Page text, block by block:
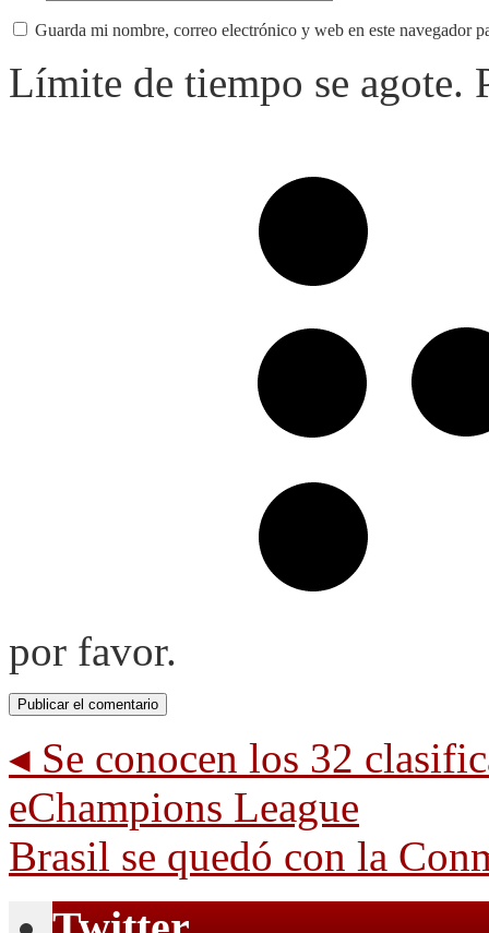
Guarda mi nombre, correo electrónico y web en este navegador
Límite de tiempo se agote.
por favor.
◂ Se conocen los 32
eChampions League
Brasil se quedó con la